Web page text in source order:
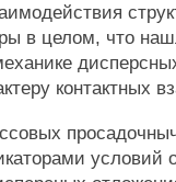
в целом, что
контактных
условий